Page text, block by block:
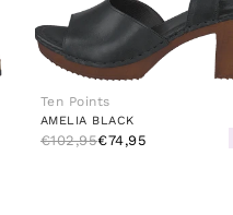
Ten Points
AMELIA BLACK
€102,95€74,95